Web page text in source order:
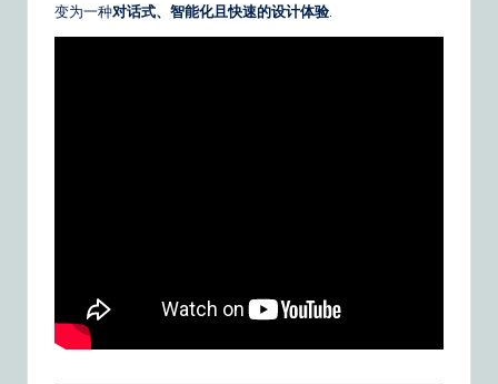
D
变为一种对话式、智能化且快速的设计体验.